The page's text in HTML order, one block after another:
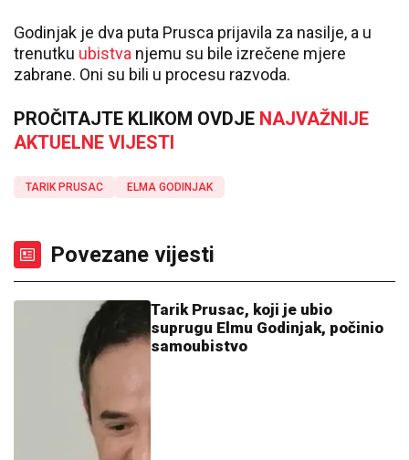
Godinjak je dva puta Prusca prijavila za nasilje, a u
trenutku ubistva njemu su bile izrečene mjere
zabrane. Oni su bili u procesu razvoda.
PROČITAJTE KLIKOM OVDJE NAJVAŽNIJE
AKTUELNE VIJESTI
TARIK PRUSAC ELMA GODINJAK
Povezane vijesti
Tarik Prusac, koji je ubio
suprugu Elmu Godinjak, počinio
samoubistvo